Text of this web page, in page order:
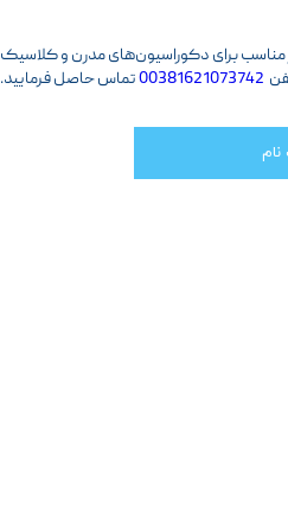
مناسب برای دکوراسیون‌های مدرن و کلاسیک
00381621073742تماس حاصل فرمایید.